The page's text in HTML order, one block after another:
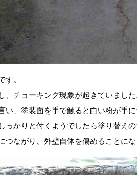
す。
、チョーキング現象が起きていまし
い、塗装面を手で触ると白い粉が手
っかりと付くようでしたら塗り替え
つながり、外壁自体を傷めることにな